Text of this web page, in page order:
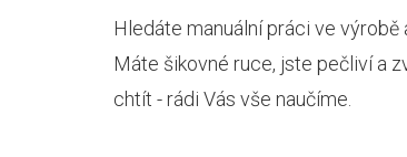
Hledáte manuální práci ve
Máte šikovné ruce, jste pečliví a
chtít - rádi Vás vše naučíme.